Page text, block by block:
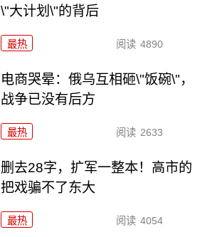
\"大计划\"的背后
最热 阅读 4890
电商哭晕：俄乌互相砸\"饭碗\"，
战争已没有后方
最热 阅读 2633
删去28字，扩军一整本！高市的
把戏骗不了东大
最热 阅读 4054